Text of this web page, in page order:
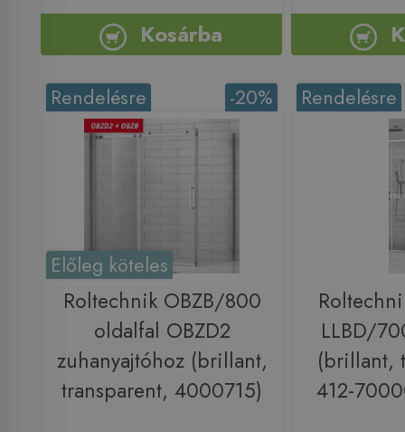
Kosárba
-20%
Rendelésre
Előleg köteles
Roltechnik OBZB/800
oldalfal OBZD2
zuhanyajtóhoz (brillant,
transparent, 4000715)
Rendelésre
LLBD/
(brillant,
412-